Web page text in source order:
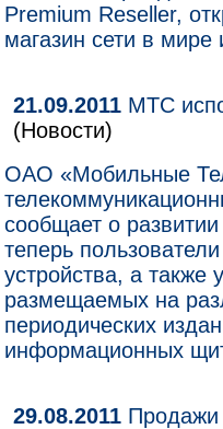
Premium Reseller,
магазин сети в
21.09.2011 МТС
(Новости)
ОАО «Мобильные
сообщает о
теперь
устройства, а
размещаемых на
периодических
информационных
29.08.2011 Продажи